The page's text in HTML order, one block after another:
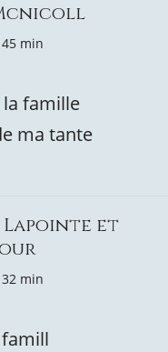
min
famille
ma tante
et
min